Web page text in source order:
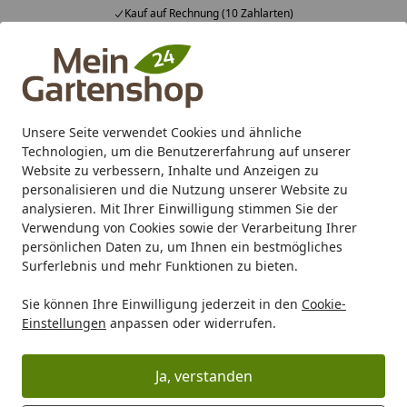
Unsere Seite verwendet Cookies und ähnliche
Technologien, um die Benutzererfahrung auf unserer
Website zu verbessern, Inhalte und Anzeigen zu
personalisieren und die Nutzung unserer Website zu
analysieren. Mit Ihrer Einwilligung stimmen Sie der
Verwendung von Cookies sowie der Verarbeitung Ihrer
persönlichen Daten zu, um Ihnen ein bestmögliches
Surferlebnis und mehr Funktionen zu bieten.
Sie können Ihre Einwilligung jederzeit in den Cookie-
Einstellungen anpassen oder widerrufen.
Ja, verstanden
Kauf auf Rechnung (10 Zahlarten)
Alle Produkte
Mein Konto
Suchen
Karibu Pools inkl. gratis Sandfilteranlage & Pool-
Starterset (Gesamtwert bis 468,99€)
Startseite
Marken TraumGarten TraumGarten Sichtschutzzäune
TraumGarten GRAZIA
Ihre Artikelübersicht